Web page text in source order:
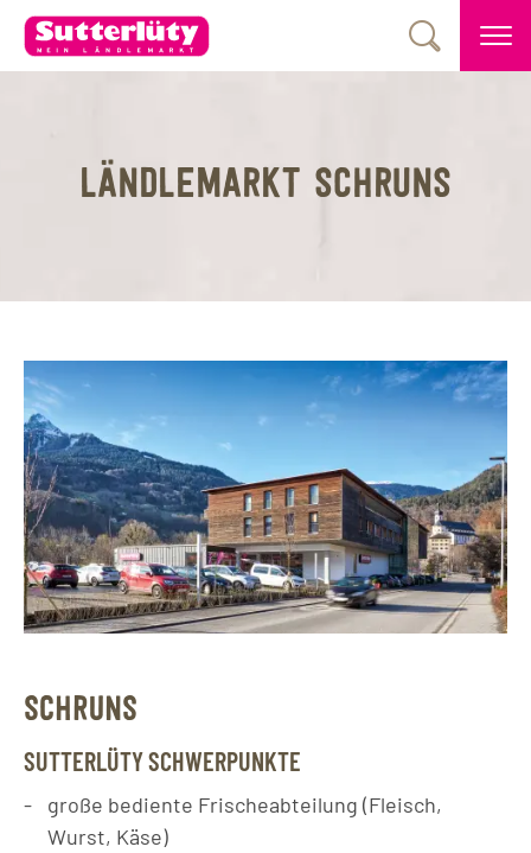
LÄNDLEMARKT SCHRUNS
SCHRUNS
SUTTERLÜTY SCHWERPUNKTE
große bediente Frischeabteilung (Fleisch,
Wurst, Käse)